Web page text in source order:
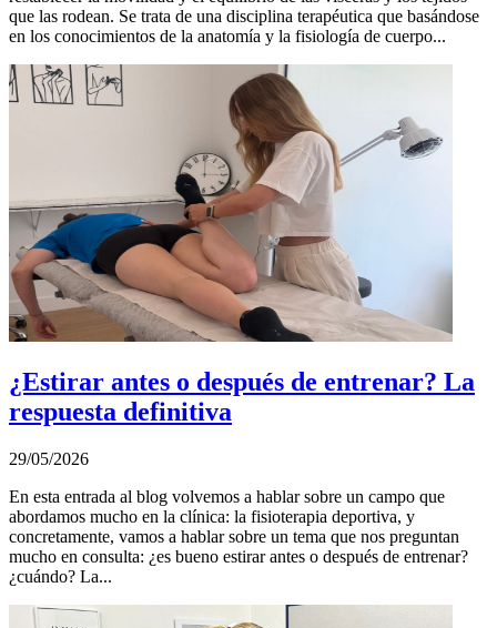
que las rodean. Se trata de una disciplina terapéutica que basándose
en los conocimientos de la anatomía y la fisiología de cuerpo...
¿Estirar antes o después de entrenar? La
respuesta definitiva
29/05/2026
En esta entrada al blog volvemos a hablar sobre un campo que
abordamos mucho en la clínica: la fisioterapia deportiva, y
concretamente, vamos a hablar sobre un tema que nos preguntan
mucho en consulta: ¿es bueno estirar antes o después de entrenar?
¿cuándo? La...